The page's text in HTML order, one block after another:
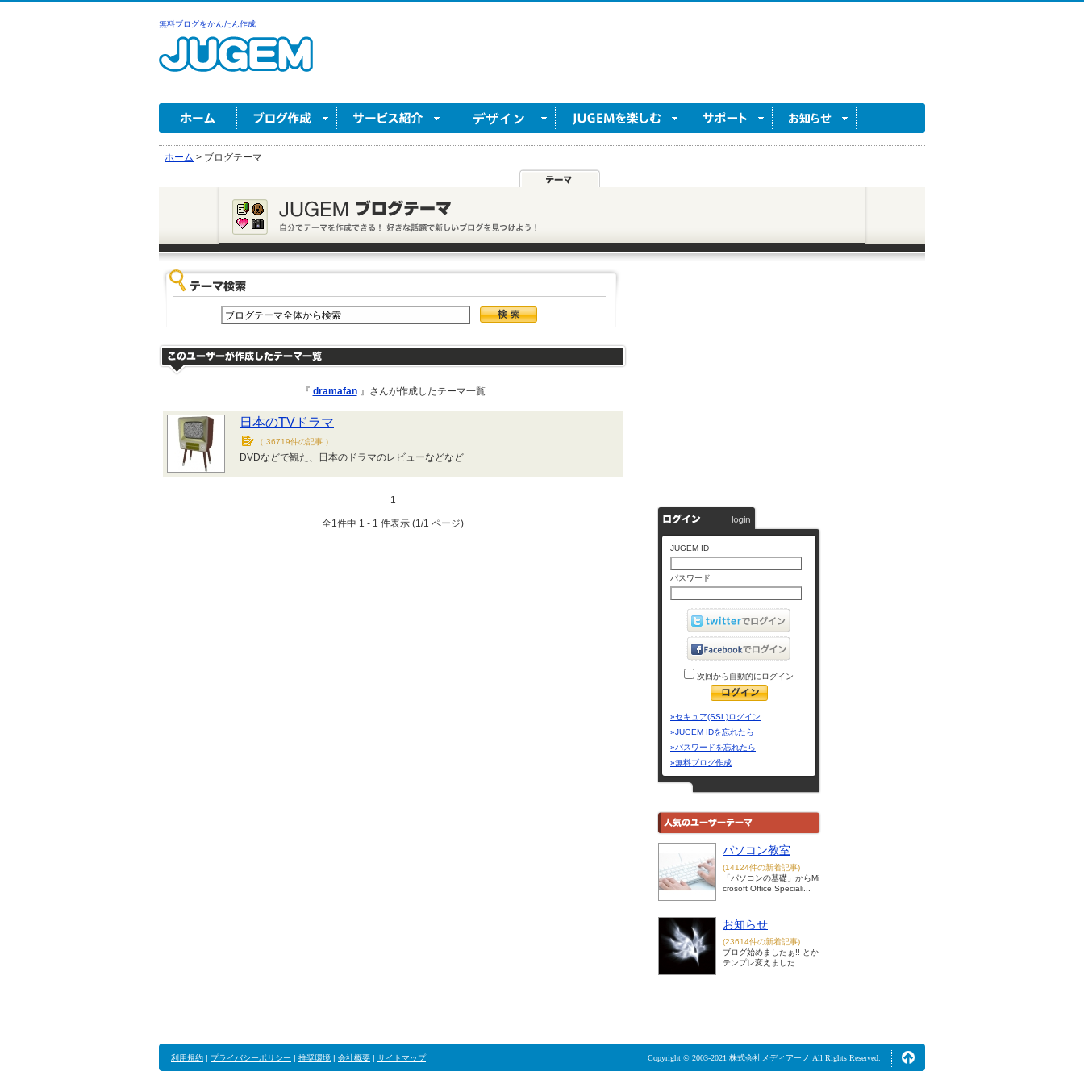
無料ブログをかんたん作成
ホーム > ブログテーマ
『 dramafan』さんが作成したテーマ一覧
日本のTVドラマ
（ 36719件の記事 ）
DVDなどで観た、日本のドラマのレビューなどなど
1
全1件中 1 - 1 件表示 (1/1 ページ)
JUGEM ID
パスワード
次回から自動的にログイン
»セキュア(SSL)ログイン
»JUGEM IDを忘れたら
»パスワードを忘れたら
»無料ブログ作成
パソコン教室
(14124件の新着記事)
「パソコンの基礎」からMi
crosoft Office Speciali...
お知らせ
(23614件の新着記事)
ブログ始めましたぁ!! とか
テンプレ変えました...
利用規約 | プライバシーポリシー | 推奨環境 | 会社概要 | サイトマップ Copyright © 2003-2021 株式会社メディアーノ All Rights Reserved.